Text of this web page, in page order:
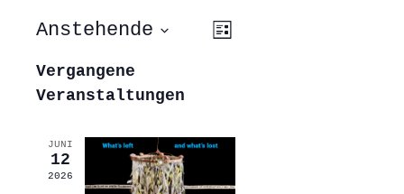
ANSICHTEN-
NAVIGATION
VERANSTALTUNG
ANSICHTEN-
Liste
Anstehende
wählen.
Vergangene
Veranstaltungen
JUNI
12
2026